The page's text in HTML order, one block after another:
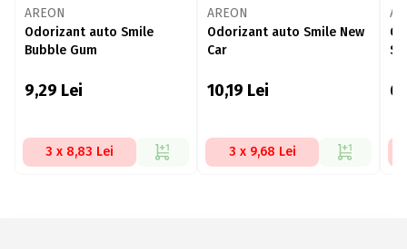
AREON
Odorizant auto Smile
Bubble Gum
9,29 Lei
3 x 8,83 Lei
AREON
Odorizant auto Smile New
Car
10,19 Lei
3 x 9,68 Lei